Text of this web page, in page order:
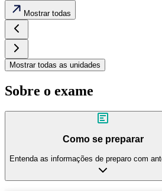
Mostrar todas
Mostrar todas as unidades
Sobre o exame
Como se preparar
Entenda as informações de preparo com